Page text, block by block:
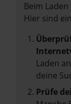
Beim
Hier sind
Laden
deine
Prüfe